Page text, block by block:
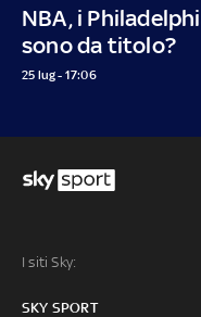
NBA, i
sono da titolo?
25 lug - 17:06
I siti Sky:
SKY SPORT